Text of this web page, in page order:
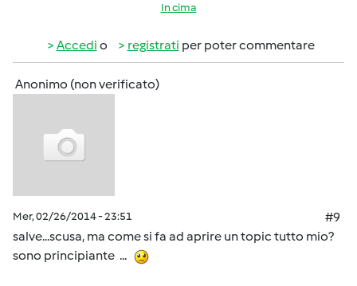
In cima
Accedi o registrati per poter commentare
Anonimo (non verificato)
Mer, 02/26/2014 - 23:51
#9
salve...scusa, ma come si fa ad aprire un topic tutto mio?
sono principiante ...